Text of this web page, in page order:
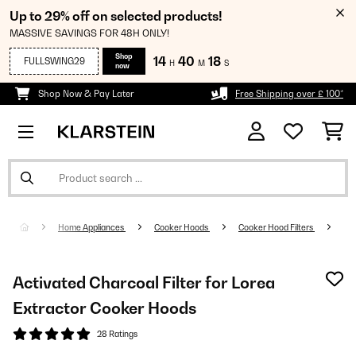
Up to 29% off on selected products!
MASSIVE SAVINGS FOR 48H ONLY!
FULLSWING29
Shop
now
14 H 40 M 18 S
Shop Now & Pay Later Free Shipping over £ 100*
Home Appliances Cooker Hoods Cooker Hood Filters
Activated Charcoal Filter for Lorea
Extractor Cooker Hoods
28 Ratings